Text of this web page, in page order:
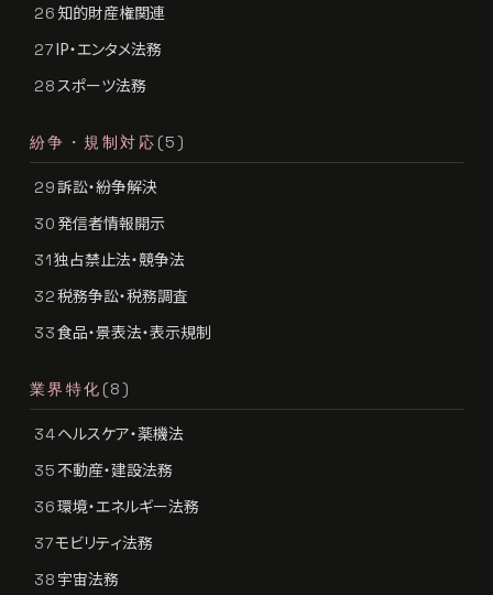
26 知的財産権関連
27IP・エンタメ法務
28スポーツ法務
紛争・規制対応 (5)
29訴訟・紛争解決
30 発信者情報開示
31独占禁止法・競争法
32税務争訟・税務調査
33食品・景表法・表示規制
業界特化 (8)
34ヘルスケア・薬機法
35不動産・建設法務
36環境・エネルギー法務
37モビリティ法務
38 宇宙法務